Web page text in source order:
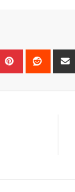
Pinterest Reddit